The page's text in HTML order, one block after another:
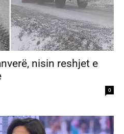
nisin reshjet e
0